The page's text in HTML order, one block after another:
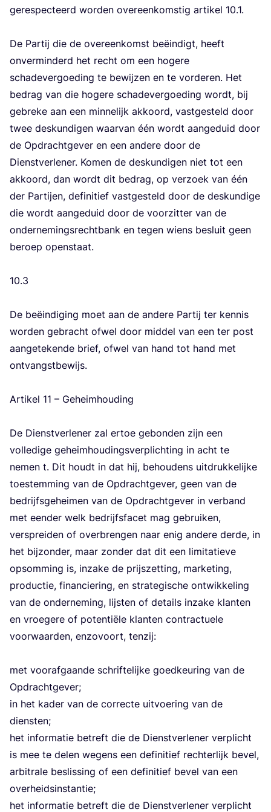
geres­pec­teerd wor­den over­een­kom­stig arti­kel 10.1.
De Par­tij die de over­een­komst beëin­digt, heeft
onver­min­derd het recht om een hoge­re
scha­de­ver­goe­ding te bewij­zen en te vor­de­ren. Het
bedrag van die hoge­re scha­de­ver­goe­ding wordt, bij
gebre­ke aan een min­ne­lijk akkoord, vast­ge­steld door
twee des­kun­di­gen waar­van één wordt aan­ge­duid door
de Opdracht­ge­ver en een ande­re door de
Dienst­ver­le­ner. Komen de des­kun­di­gen niet tot een
akkoord, dan wordt dit bedrag, op ver­zoek van één
der Par­tij­en, defi­ni­tief vast­ge­steld door de des­kun­di­ge
die wordt aan­ge­duid door de voor­zit­ter van de
onder­ne­mings­recht­bank en tegen wiens besluit geen
beroep open­staat.
10.3
De beëin­di­ging moet aan de ande­re Par­tij ter ken­nis
wor­den gebracht ofwel door mid­del van een ter post
aan­ge­te­ken­de brief, ofwel van hand tot hand met
ont­vangst­be­wijs.
Arti­kel 11 – Geheim­hou­ding
De Dienst­ver­le­ner zal ertoe gebon­den zijn een
vol­le­di­ge geheim­hou­dings­ver­plich­ting in acht te
nemen t. Dit houdt in dat hij, behou­dens uit­druk­ke­lij­ke
toe­stem­ming van de Opdracht­ge­ver, geen van de
bedrijfs­ge­hei­men van de Opdracht­ge­ver in ver­band
met een­der welk bedrijfs­fa­cet mag gebrui­ken,
ver­sprei­den of over­bren­gen naar enig ande­re der­de, in
het bij­zon­der, maar zon­der dat dit een limi­ta­tie­ve
opsom­ming is, inza­ke de prijs­zet­ting, mar­ke­ting,
pro­duc­tie, finan­cie­ring, en stra­te­gi­sche ont­wik­ke­ling
van de onder­ne­ming, lijs­ten of details inza­ke klan­ten
en vroe­ge­re of poten­ti­ë­le klan­ten con­trac­tu­e­le
voor­waar­den, enzo­voort, ten­zij:
met voor­af­gaan­de schrif­te­lij­ke goed­keu­ring van de
Opdracht­ge­ver;
in het kader van de cor­rec­te uit­voe­ring van de
dien­sten;
het infor­ma­tie betreft die de Dienst­ver­le­ner ver­plicht
is mee te delen wegens een defi­ni­tief rech­ter­lijk bevel,
arbi­tra­le beslis­sing of een defi­ni­tief bevel van een
over­heids­in­stan­tie;
het infor­ma­tie betreft die de Dienst­ver­le­ner ver­plicht